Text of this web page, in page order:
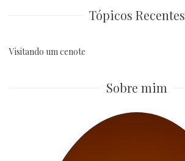
Tópicos Recentes
Visitando um cenote
Sobre mim